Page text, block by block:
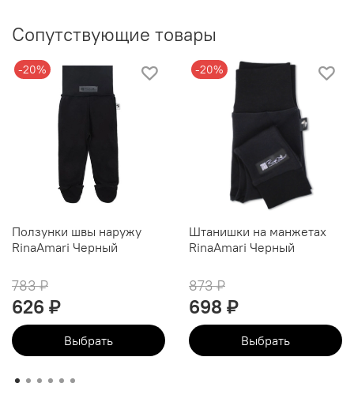
Сопутствующие товары
-20%
Ползунки швы наружу
RinaAmari Черный
783 ₽
626 ₽
Выбрать
-20%
Штанишки на манжетах
RinaAmari Черный
873 ₽
698 ₽
Выбрать